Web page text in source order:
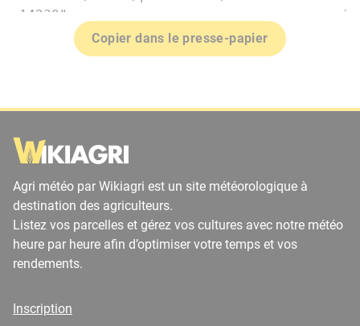
Copier dans le presse-papier
Agri météo par Wikiagri est un site météorologique à
destination des agriculteurs.
Listez vos parcelles et gérez vos cultures avec notre météo
heure par heure afin d’optimiser votre temps et vos
rendements.
Inscription